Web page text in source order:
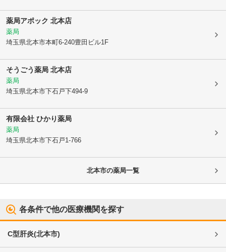
薬局アポック 北本店
薬局
埼玉県北本市本町6-240豊田ビル1F
そうごう薬局 北本店
薬局
埼玉県北本市下石戸下494-9
有限会社 ひかり薬局
薬局
埼玉県北本市下石戸1-766
北本市の薬局一覧
各条件で他の医療機関を探す
C型肝炎(北本市)